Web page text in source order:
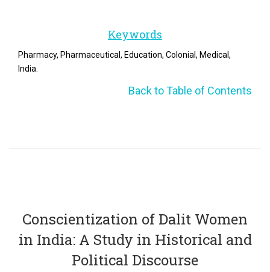
Keywords
Pharmacy, Pharmaceutical, Education, Colonial, Medical,
India.
Back to Table of Contents
Conscientization of Dalit Women
in India: A Study in Historical and
Political Discourse